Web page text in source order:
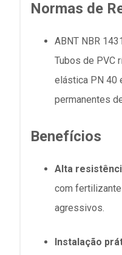
Normas de
ABNT NBR
Tubos de PVC
elástica PN 40
permanentes
Benefícios
Alta
com
agressivos.
Instalação